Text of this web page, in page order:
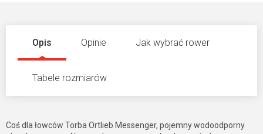
Opis Opinie Jak wybrać rower
Tabele rozmiarów
Coś dla łowców Torba Ortlieb Messenger, pojemny wodoodporny